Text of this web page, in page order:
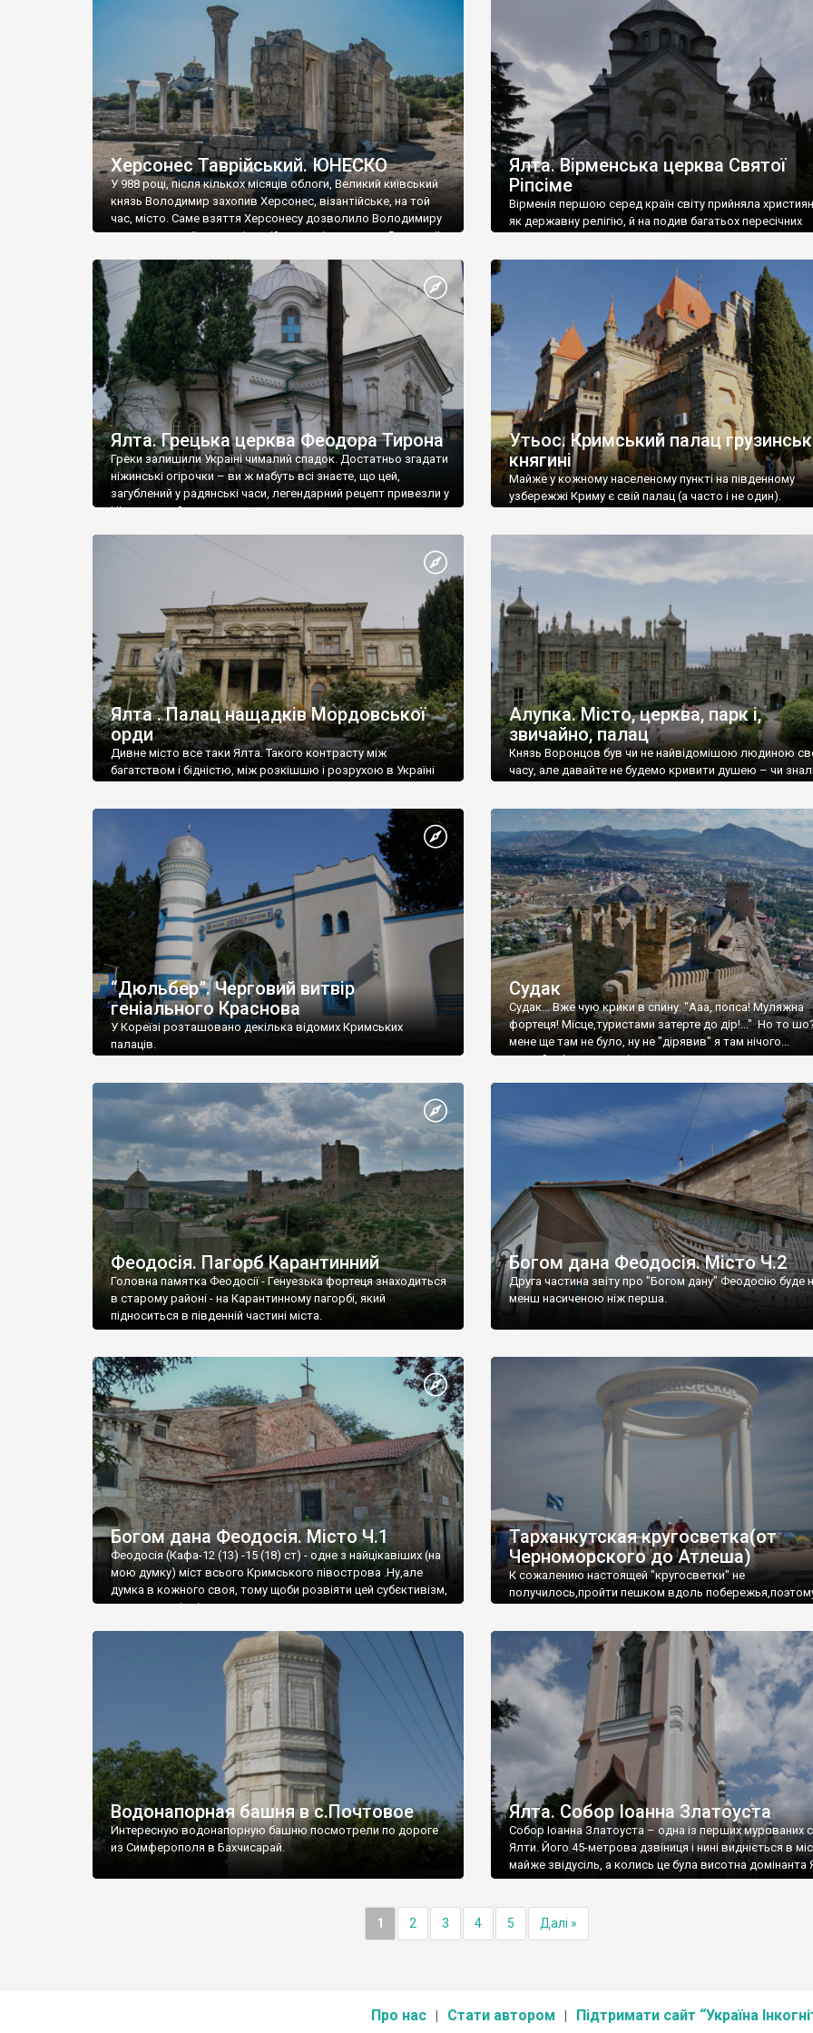
візантійської доби. Раритети викрадені з фондів об’єкту
культурної спадщини ЮНЕСКО «Херсонеса Таврійського».
Офіційно – на виставку «Золото Візантії», але експерти та
влада в Україні вважають це лише […]
називаються «повстяками» (postaki)…” “Вино. Крим
виробляє відмінне вино і його вдосталь: воно все
легке біле і дуже […]
Херсонес Таврійський. ЮНЕСКО
У 988 році, після кількох місяців облоги, Великий київський
князь Володимир захопив Херсонес, візантійське, на той
час, місто. Саме взяття Херсонесу дозволило Володимиру
диктувати свої умови візантійському імператору Василю ІІ,
Херсонесі Володимир-язичник, став Василем-
християнином. А потім було Хрещення Русі. На честь
Херсонесу Таврійського названо місто […]
Ялта. Вірменська церква Святої
Ріпсіме
Вірменія першою серед країн світу прийняла
як державну релігію, й на подив багатьох пересічних
Ялта. Грецька церква Феодора Тирона
Греки залишили Україні чималий спадок. Достатньо згадати
ніжинські огірочки – ви ж мабуть всі знаєте, що цей,
загублений у радянські часи, легендарний рецепт привезли у
Ніжин греки?
Утьос. Кримський палац
княгині
Майже у кожному населеному пункті на південному
узбережжі Криму є свій палац (а часто і не один).
Ялта . Палац нащадків Мордовської
орди
Дивне місто все таки Ялта. Такого контрасту між
багатством і бідністю, між розкішшю і розрухою в Україні
Алупка. Місто, церква, парк і,
звичайно, палац
Князь Воронцов був чи не найвідомішою людиною
часу, але давайте не будемо кривити душею – чи
“Дюльбер”. Черговий витвір
геніального Краснова
У Кореїзі розташовано декілька відомих Кримських
палаців.
Судак
Судак... Вже чую крики в спину: "Ааа, попса! Муляжна
фортеця! Місце,туристами затерте до дір!..." Но то
мене ще там не було, ну не "дірявив" я там нічого...
принаймні до цього літа.
Феодосія. Пагорб Карантинний
Головна памятка Феодосії - Генуезька фортеця знаходиться
в старому районі - на Карантинному пагорбі, який
підноситься в південній частині міста.
Богом дана Феодосія. Місто Ч.2
Друга частина звіту про "Богом дану" Феодосію буде
менш насиченою ніж перша.
Богом дана Феодосія. Місто Ч.1
Феодосія (Кафа-12 (13) -15 (18) ст) - одне з найцікавіших (на
мою думку) міст всього Кримського півострова .Ну,але
думка в кожного своя, тому щоби розвіяти цей субєктивізм,
запрошую відвідати це
Тарханкутская кругосветка(от
Черноморского до Атлеша)
К сожалению настоящей "кругосветки" не
получилось,пройти пешком вдоль
Водонапорная башня в с.Почтовое
Интересную водонапорную башню посмотрели по дороге
из Симферополя в Бахчисарай.
Ялта. Собор Іоанна Златоуста
Собор Іоанна Златоуста – одна із перших мурованих
Ялти. Його 45-метрова дзвіниця і нині видніється в
майже звідусіль, а колись це була висотна домінанта
1 2 3 4 5 Далі »
Про нас Стати автором Підтримати сайт “Україна